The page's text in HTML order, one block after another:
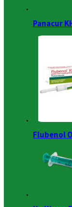
Panacur
Flubenol